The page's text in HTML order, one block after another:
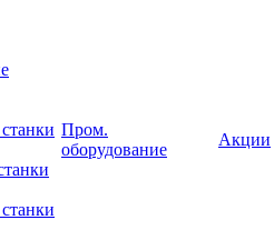
Пром.
оборудование
Акции